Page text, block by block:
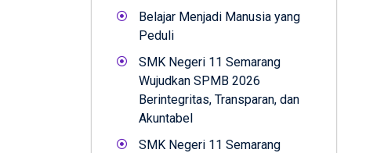
Belajar Menjadi Manusia yang
Peduli
SMK Negeri 11 Semarang
Wujudkan SPMB 2026
Berintegritas, Transparan, dan
Akuntabel
SMK Negeri 11 Semarang